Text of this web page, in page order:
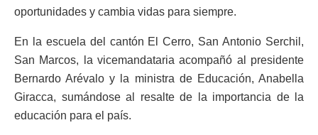
oportunidades y cambia vidas para siempre.
En la escuela del cantón El Cerro, San Antonio Serchil,
San Marcos, la vicemandataria acompañó al presidente
Bernardo Arévalo y la ministra de Educación, Anabella
Giracca, sumándose al resalte de la importancia de la
educación para el país.